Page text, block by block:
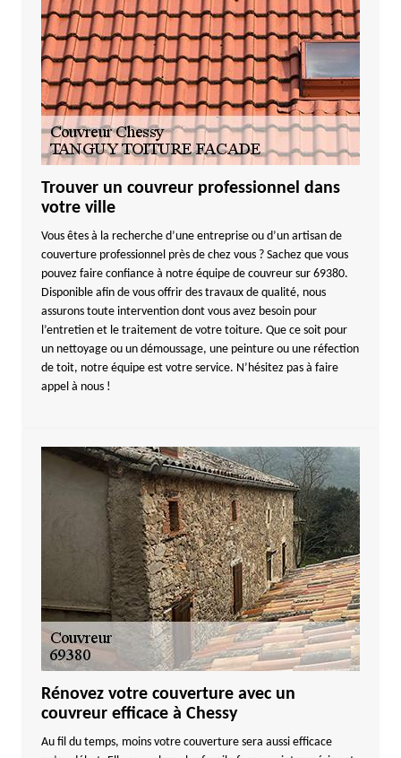
Trouver un couvreur professionnel dans
votre ville
Vous êtes à la recherche d’une entreprise ou d’un artisan de
couverture professionnel près de chez vous ? Sachez que vous
pouvez faire confiance à notre équipe de couvreur sur 69380.
Disponible afin de vous offrir des travaux de qualité, nous
assurons toute intervention dont vous avez besoin pour
l’entretien et le traitement de votre toiture. Que ce soit pour
un nettoyage ou un démoussage, une peinture ou une réfection
de toit, notre équipe est votre service. N’hésitez pas à faire
appel à nous !
Rénovez votre couverture avec un
couvreur efficace à Chessy
Au fil du temps, moins votre couverture sera aussi efficace